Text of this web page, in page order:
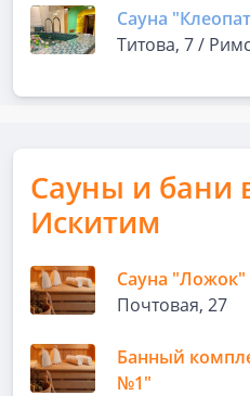
Сауна
Титова, 7 /
Сауны и бани
Искитим
Сауна "Ложок"
Почтовая, 27
Банный
№1"